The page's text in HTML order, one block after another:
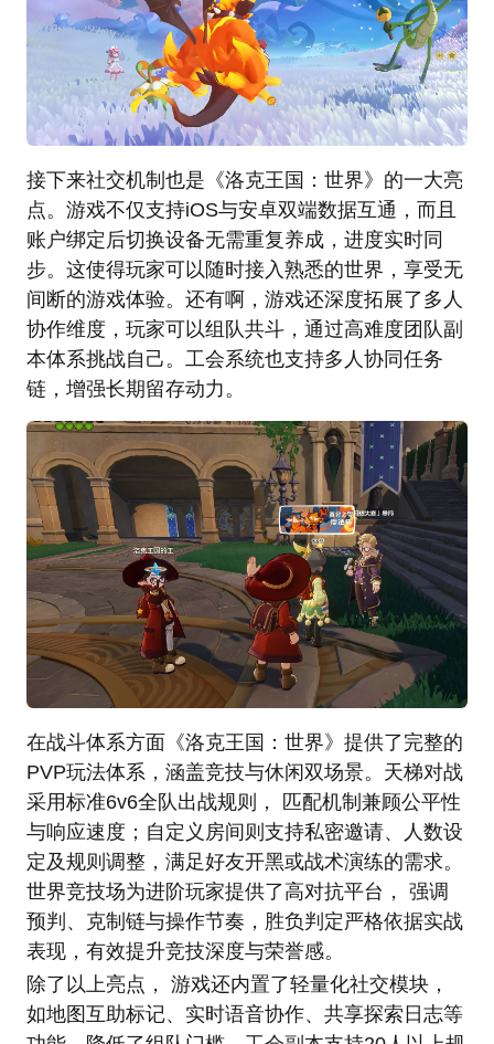
接下来社交机制也是《洛克王国：世界》的一大亮
点。游戏不仅支持iOS与安卓双端数据互通，而且
账户绑定后切换设备无需重复养成，进度实时同
步。这使得玩家可以随时接入熟悉的世界，享受无
间断的游戏体验。还有啊，游戏还深度拓展了多人
协作维度，玩家可以组队共斗，通过高难度团队副
本体系挑战自己。工会系统也支持多人协同任务
链，增强长期留存动力。
在战斗体系方面《洛克王国：世界》提供了完整的
PVP玩法体系，涵盖竞技与休闲双场景。天梯对战
采用标准6v6全队出战规则， 匹配机制兼顾公平性
与响应速度；自定义房间则支持私密邀请、人数设
定及规则调整，满足好友开黑或战术演练的需求。
世界竞技场为进阶玩家提供了高对抗平台， 强调
预判、克制链与操作节奏，胜负判定严格依据实战
表现，有效提升竞技深度与荣誉感。
除了以上亮点， 游戏还内置了轻量化社交模块，
如地图互助标记、实时语音协作、共享探索日志等